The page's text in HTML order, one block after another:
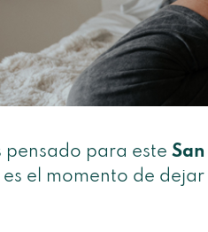
pensado para este
el momento de